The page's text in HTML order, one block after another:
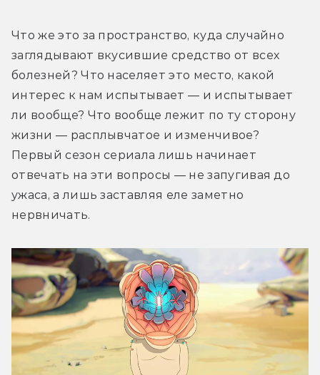
Что же это за пространство, куда случайно
заглядывают вкусившие средство от всех
болезней? Что населяет это место, какой
интерес к нам испытывает — и испытывает
ли вообще? Что вообще лежит по ту сторону
жизни — расплывчатое и изменчивое?
Первый сезон сериала лишь начинает
отвечать на эти вопросы — не запугивая до
ужаса, а лишь заставляя еле заметно
нервничать.